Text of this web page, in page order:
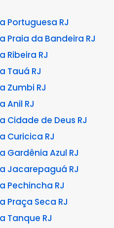
Portuguesa RJ
Praia da Bandeira RJ
Ribeira RJ
Tauá RJ
Zumbi RJ
Anil RJ
Cidade de Deus RJ
Curicica RJ
Gardênia Azul RJ
Jacarepaguá RJ
Pechincha RJ
Praça Seca RJ
Tanque RJ